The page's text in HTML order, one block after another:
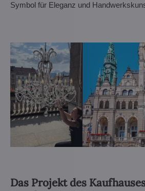
Symbol für Eleganz und
Das Projekt des